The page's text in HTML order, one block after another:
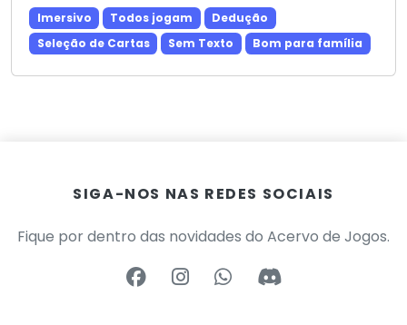
Imersivo Todos jogam
Dedução
Seleção de Cartas
Sem Texto Bom para família
SIGA-NOS NAS REDES SOCIAIS
Fique por dentro das novidades do Acervo de Jogos.